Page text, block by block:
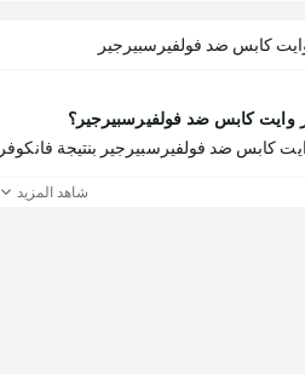
كابس ضد فولفيرسبيرجير
وايت كابس ضد فولفيرسبيرجير؟
ضد فولفيرسبيرجير بنتيجة فانكوفر وايت كابس 1 - 2
شاهد المزيد